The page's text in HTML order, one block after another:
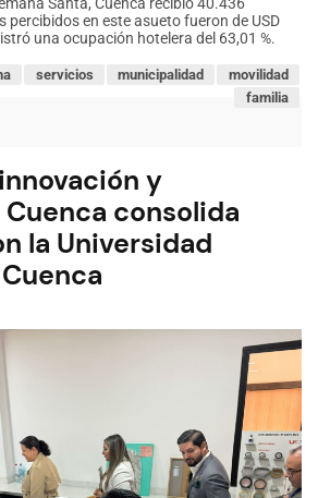
percibidos en este asueto fueron de USD
una ocupación hotelera del 63,01 %.
movilidad
municipalidad
servicios
familia
y
consolida
la Universidad